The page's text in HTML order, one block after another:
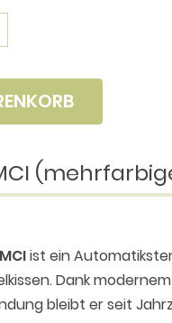
ist ein
Dank
bleibt er seit